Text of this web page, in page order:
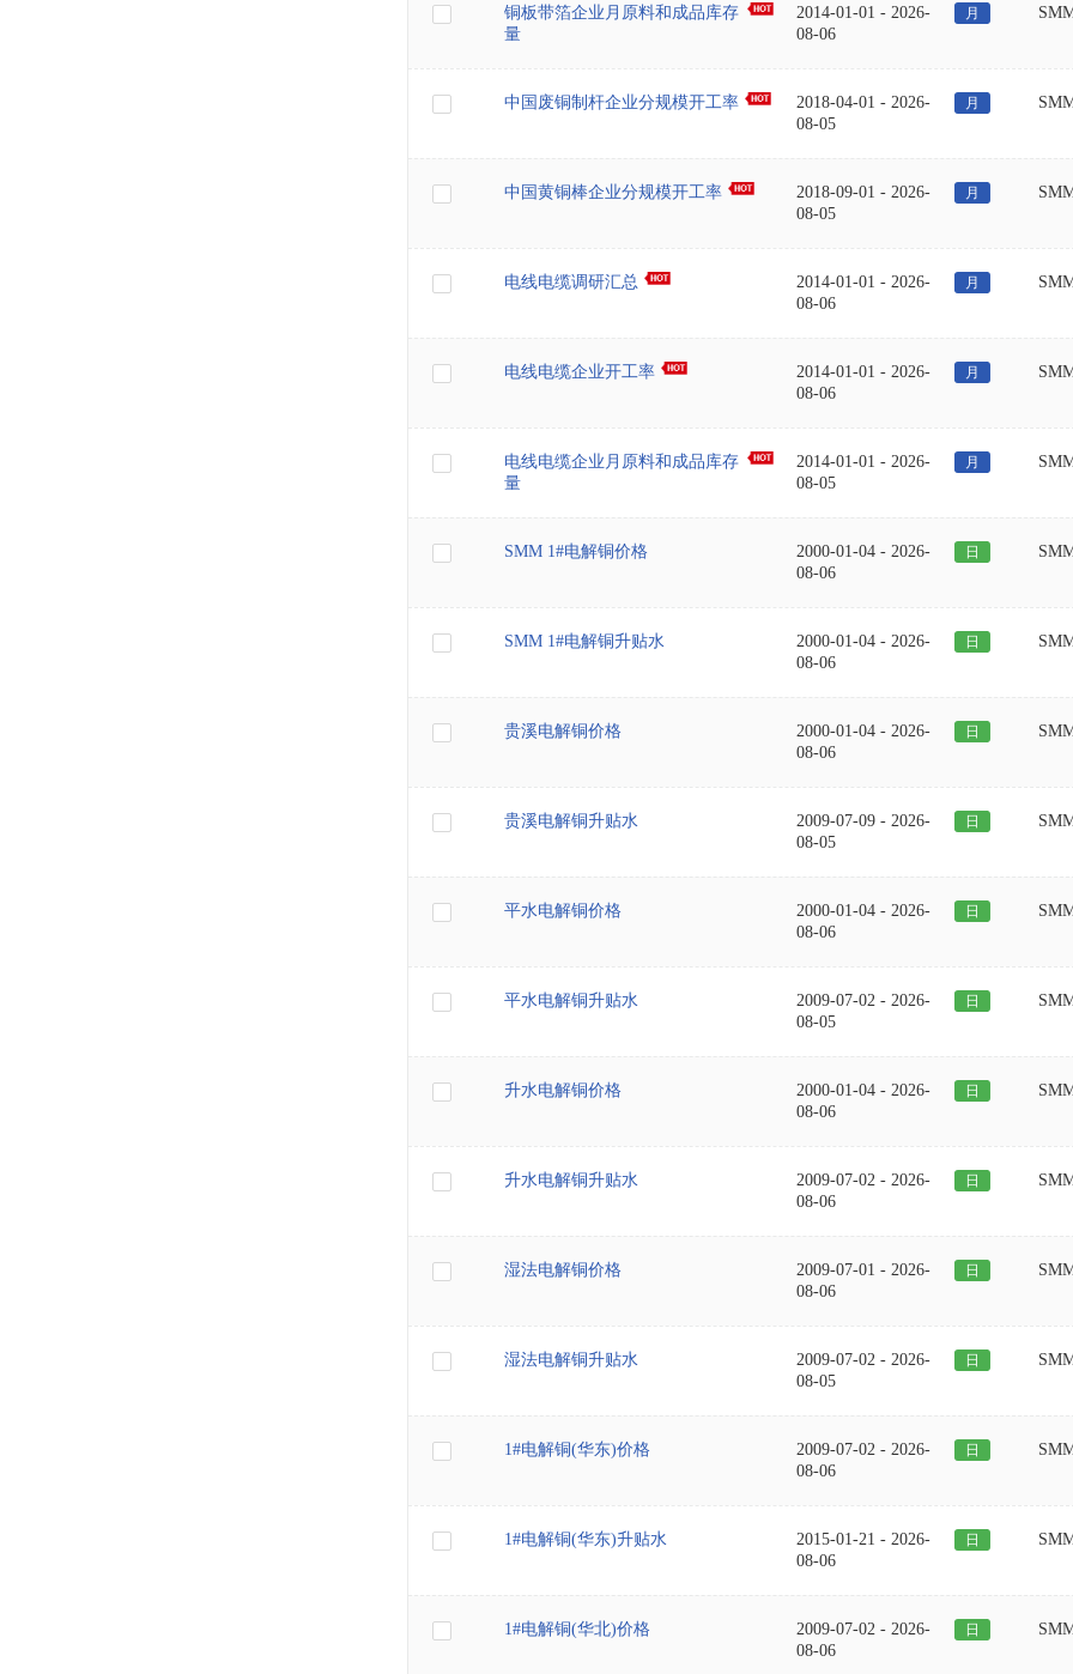
铜板带箔企业月原料和成品库存
量
2014-01-01 -2026-
08-06
月
中国废铜制杆企业分规模开工率 2018-04-01 -2026-
08-05
月
中国黄铜棒企业分规模开工率 2018-09-01 -2026-
08-05
月
电线电缆调研汇总 2014-01-01 -2026-
08-06
月
电线电缆企业开工率 2014-01-01 -2026-
08-06
月
电线电缆企业月原料和成品库存
量
2014-01-01 -2026-
08-05
月
SMM 1#电解铜价格 2000-01-04 -2026-
08-06
日
SMM 1#电解铜升贴水 2000-01-04 -2026-
08-06
日
贵溪电解铜价格 2000-01-04 -2026-
08-06
日
贵溪电解铜升贴水 2009-07-09 -2026-
08-05
日
平水电解铜价格 2000-01-04 -2026-
08-06
日
平水电解铜升贴水 2009-07-02 -2026-
08-05
日
升水电解铜价格 2000-01-04 -2026-
08-06
日
升水电解铜升贴水 2009-07-02 -2026-
08-06
日
湿法电解铜价格 2009-07-01 -2026-
08-06
日
湿法电解铜升贴水 2009-07-02 -2026-
08-05
日
1#电解铜(华东)价格 2009-07-02 -2026-
08-06
日
1#电解铜(华东)升贴水 2015-01-21 -2026-
08-06
日
1#电解铜(华北)价格 2009-07-02 -2026-
08-06
日